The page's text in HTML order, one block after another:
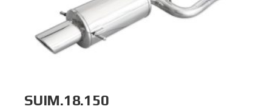
SUIM.18.150